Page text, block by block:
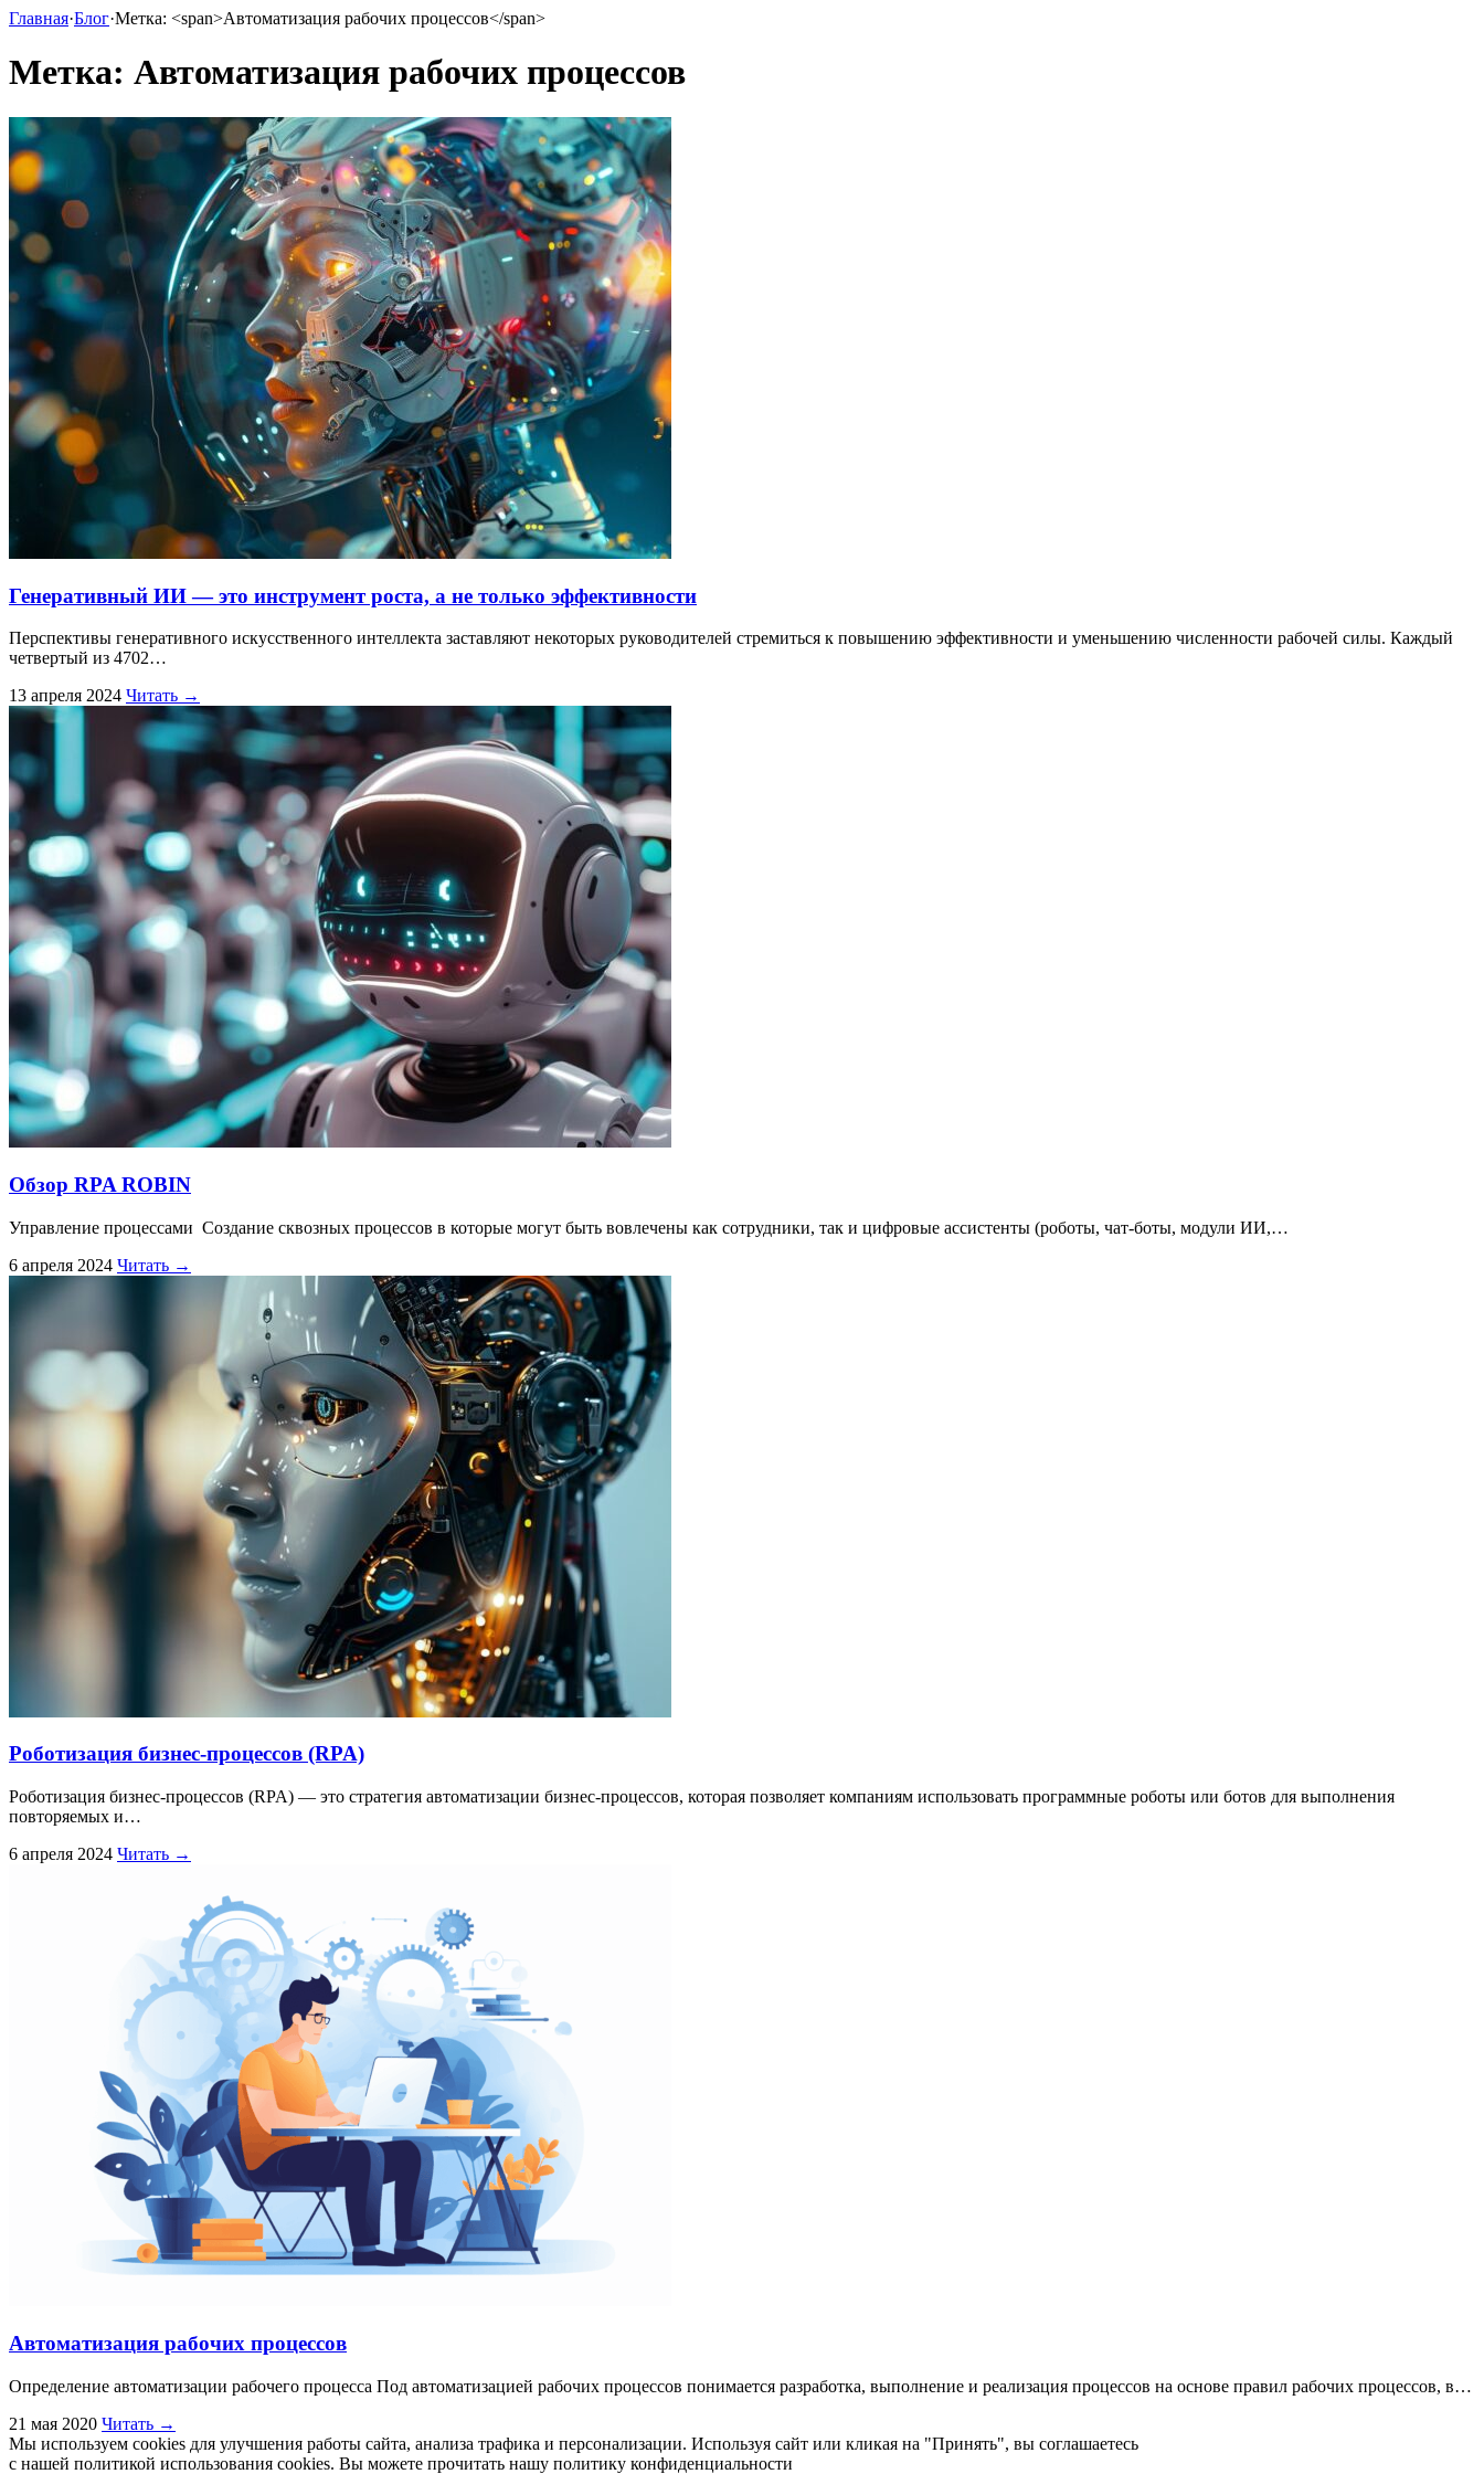
Главная·Блог·Метка: <span>Автоматизация рабочих процессов</span>
Метка: Автоматизация рабочих процессов
Генеративный ИИ — это инструмент роста, а не только эффективности
Перспективы генеративного искусственного интеллекта заставляют некоторых руководителей стремиться к повышению эффективности и уменьшению численности рабочей силы. Каждый
четвертый из 4702…
13 апреля 2024 Читать →
Обзор RPA ROBIN
Управление процессами Создание сквозных процессов в которые могут быть вовлечены как сотрудники, так и цифровые ассистенты (роботы, чат-боты, модули ИИ,…
6 апреля 2024 Читать →
Роботизация бизнес-процессов (RPA)
Роботизация бизнес-процессов (RPA) — это стратегия автоматизации бизнес-процессов, которая позволяет компаниям использовать программные роботы или ботов для выполнения
повторяемых и…
6 апреля 2024 Читать →
Автоматизация рабочих процессов
Определение автоматизации рабочего процесса Под автоматизацией рабочих процессов понимается разработка, выполнение и реализация процессов на основе правил рабочих процессов, в…
21 мая 2020 Читать →
Мы используем cookies для улучшения работы сайта, анализа трафика и персонализации. Используя сайт или кликая на "Принять", вы соглашаетесь
с нашей политикой использования cookies. Вы можете прочитать нашу политику конфиденциальности